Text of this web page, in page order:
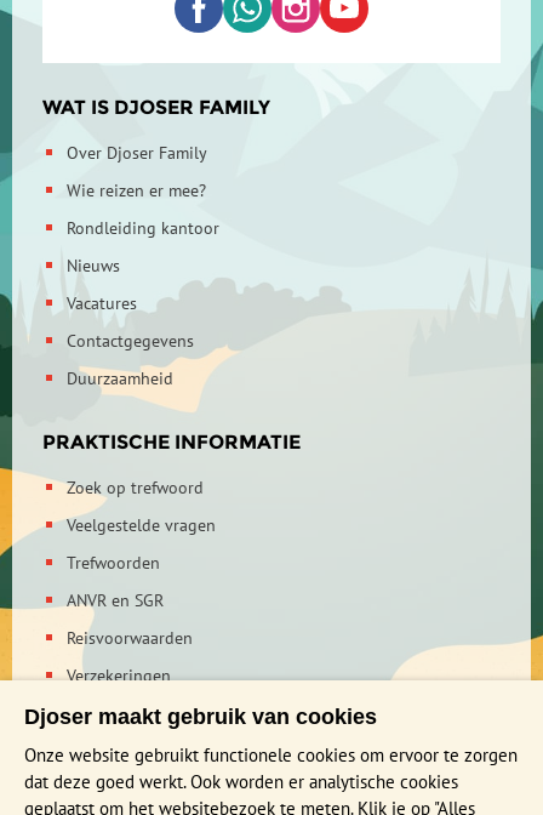
WAT IS DJOSER FAMILY
Over Djoser Family
Wie reizen er mee?
Rondleiding kantoor
Nieuws
Vacatures
Contactgegevens
Duurzaamheid
PRAKTISCHE INFORMATIE
Zoek op trefwoord
Veelgestelde vragen
Trefwoorden
ANVR en SGR
Reisvoorwaarden
Verzekeringen
Reis en boek met Djoser zekerheid
Privacy verklaring
Djoser maakt gebruik van cookies
Onze website gebruikt functionele cookies om ervoor te zorgen
dat deze goed werkt. Ook worden er analytische cookies
geplaatst om het websitebezoek te meten. Klik je op "Alles